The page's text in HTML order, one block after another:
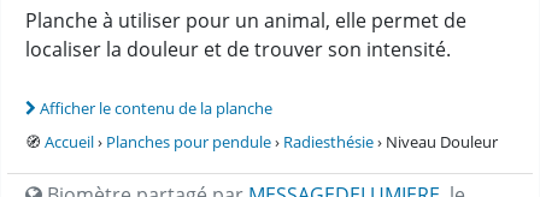
Planche à utiliser pour un animal, elle permet de
localiser la douleur et de trouver son intensité.
Afficher le contenu de la planche
🧭 Accueil› Planches pour pendule› Radiesthésie› Niveau Douleur